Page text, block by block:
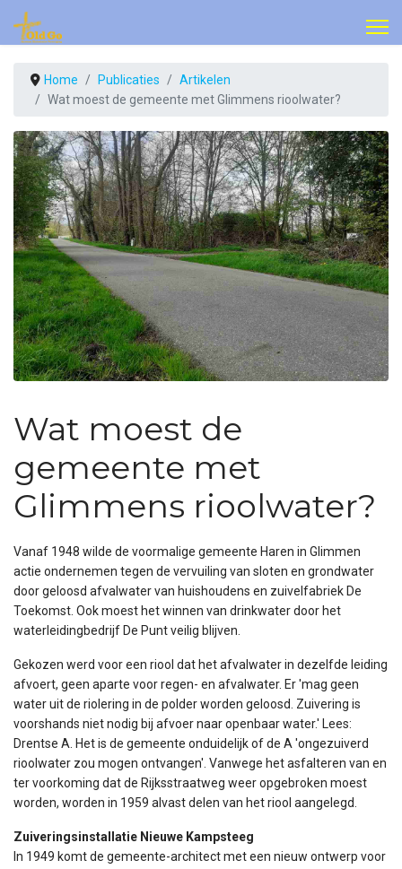
Home Publicaties
Artikelen
Wat moest de gemeente met Glimmens rioolwater?
Wat moest de
gemeente met
Glimmens rioolwater?
Vanaf 1948 wilde de voormalige gemeente Haren in Glimmen
actie ondernemen tegen de vervuiling van sloten en grondwater
door geloosd afvalwater van huishoudens en zuivelfabriek De
Toekomst. Ook moest het winnen van drinkwater door het
waterleidingbedrijf De Punt veilig blijven.
Gekozen werd voor een riool dat het afvalwater in dezelfde leiding
afvoert, geen aparte voor regen- en afvalwater. Er 'mag geen
water uit de riolering in de polder worden geloosd. Zuivering is
voorshands niet nodig bij afvoer naar openbaar water.' Lees:
Drentse A. Het is de gemeente onduidelijk of de A 'ongezuiverd
rioolwater zou mogen ontvangen'. Vanwege het asfalteren van en
ter voorkoming dat de Rijksstraatweg weer opgebroken moest
worden, worden in 1959 alvast delen van het riool aangelegd.
Zuiveringsinstallatie Nieuwe Kampsteeg
In 1949 komt de gemeente-architect met een nieuw ontwerp voor